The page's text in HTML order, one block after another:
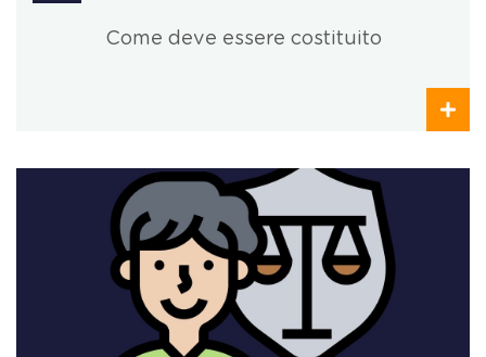
Come deve essere costituito